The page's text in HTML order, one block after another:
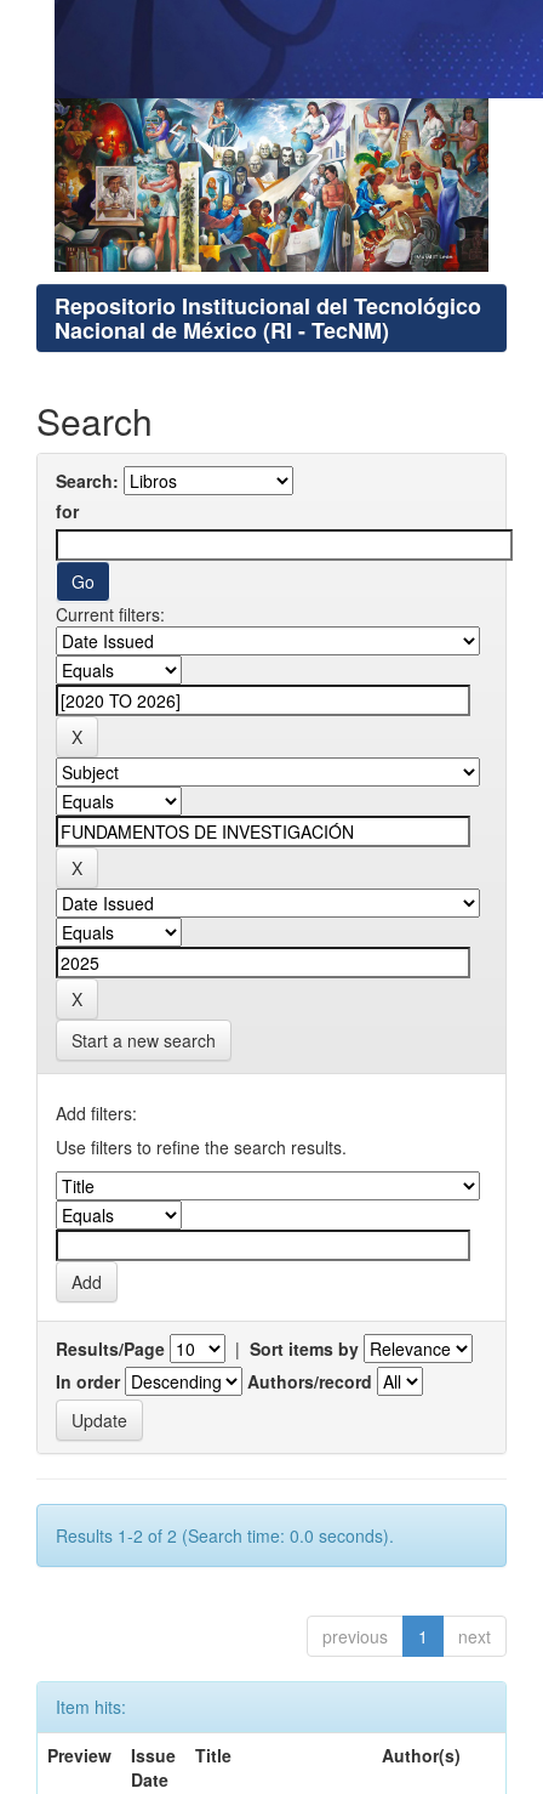
Repositorio Institucional del Tecnológico
Nacional de México (RI - TecNM)
Search
Search:
for
Current filters:
Start a new search
Add filters:
Use filters to refine the search results.
Results/Page | Sort items by
In order
Authors/record
Results 1-2 of 2 (Search time: 0.0 seconds).
previous 1 next
Item hits:
Preview
Issue
Date
Title Author(s)